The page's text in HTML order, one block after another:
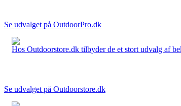
Se udvalget på OutdoorPro.dk
Hos Outdoorstore.dk tilbyder de et stort udvalg af
Se udvalget på Outdoorstore.dk